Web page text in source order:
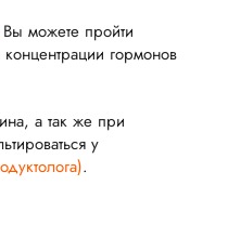
Вы можете пройти
гормонов
а так же при
у
.